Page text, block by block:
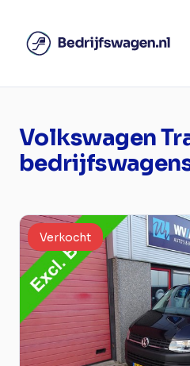
Volkswagen
Verkocht